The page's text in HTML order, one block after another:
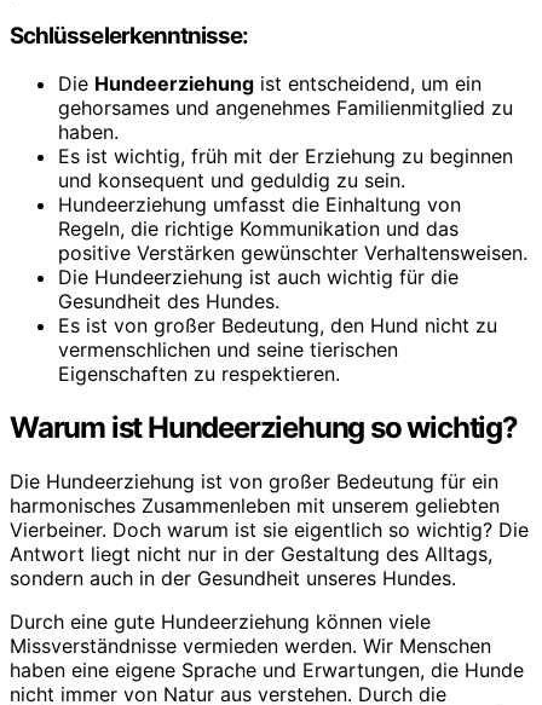
Schlüsselerkenntnisse:
Die Hundeerziehung ist entscheidend, um ein
gehorsames und angenehmes Familienmitglied zu
haben.
Es ist wichtig, früh mit der Erziehung zu beginnen
und konsequent und geduldig zu sein.
Hundeerziehung umfasst die Einhaltung von
Regeln, die richtige Kommunikation und das
positive Verstärken gewünschter Verhaltensweisen.
Die Hundeerziehung ist auch wichtig für die
Gesundheit des Hundes.
Es ist von großer Bedeutung, den Hund nicht zu
vermenschlichen und seine tierischen
Eigenschaften zu respektieren.
Warum ist Hundeerziehung so wichtig?
Die Hundeerziehung ist von großer Bedeutung für ein
harmonisches Zusammenleben mit unserem geliebten
Vierbeiner. Doch warum ist sie eigentlich so wichtig? Die
Antwort liegt nicht nur in der Gestaltung des Alltags,
sondern auch in der Gesundheit unseres Hundes.
Durch eine gute Hundeerziehung können viele
Missverständnisse vermieden werden. Wir Menschen
haben eine eigene Sprache und Erwartungen, die Hunde
nicht immer von Natur aus verstehen. Durch die